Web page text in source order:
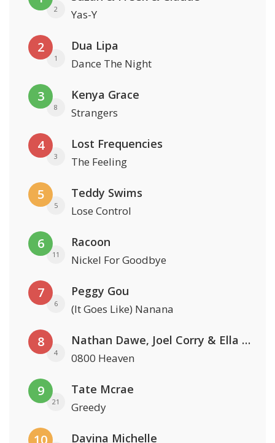
2 Yas-Y
2
1
Dua Lipa
Dance The Night
3
8
Kenya Grace
Strangers
4
3
Lost Frequencies
The Feeling
5
5
Teddy Swims
Lose Control
6
11
Racoon
Nickel For Goodbye
7
6
Peggy Gou
(It Goes Like) Nanana
8
4
Nathan Dawe, Joel Corry & Ella Henderson
0800 Heaven
9
21
Tate Mcrae
Greedy
Davina Michelle